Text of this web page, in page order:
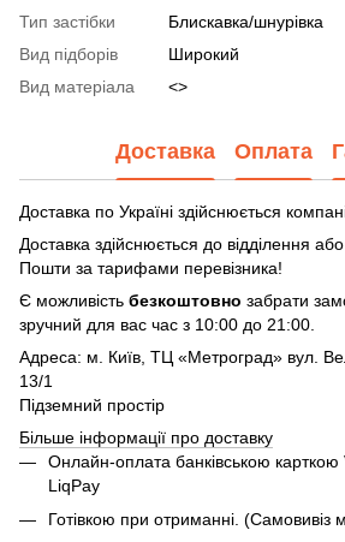
Тип застібки
Блискавка/шнурівка
Вид підборів
Широкий
Вид матеріала
<>
Доставка Оплата
Доставка по Україні здійснюється
Доставка здійснюється до відділення
Пошти за тарифами перевізника!
Є можливість безкоштовно забрати
зручний для вас час з 10:00 до 21:00.
Адреса: м. Київ, ТЦ «Метроград» вул.
13/1
Підземний простір
Більше інформації про доставку
Онлайн-оплата банківською
LiqPay
Готівкою при отриманні. (Самовивіз